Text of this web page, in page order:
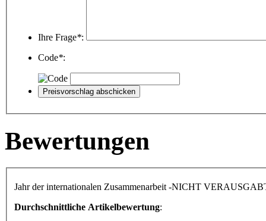
Ihre Frage*:
Code*:
Bewertungen
Jahr der internationalen Zusammenarbeit -NICHT
Durchschnittliche Artikelbewertung: